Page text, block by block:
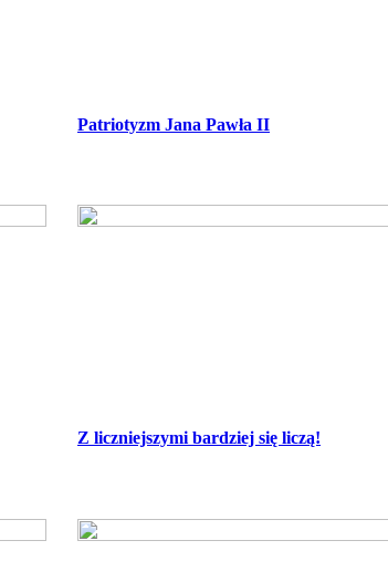
Patriotyzm Jana Pawła II
Z liczniejszymi bardziej się liczą!